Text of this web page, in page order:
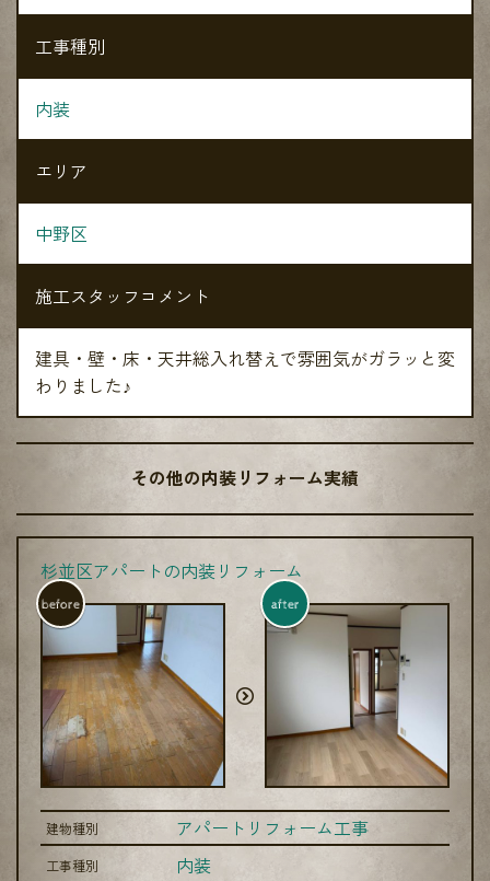
工事種別
内装
エリア
中野区
施工スタッフコメント
建具・壁・床・天井総入れ替えで雰囲気がガラッと変
わりました♪
その他の内装リフォーム実績
杉並区アパートの内装リフォーム
before after
建物種別 アパートリフォーム工事
工事種別 内装